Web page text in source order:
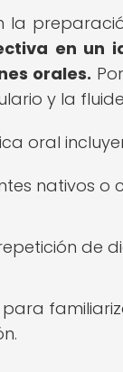
en un
orales.
y la
oral
nativos
de